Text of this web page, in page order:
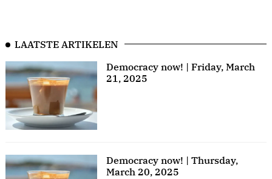
LAATSTE ARTIKELEN
Democracy now! | Friday, March
21, 2025
Democracy now! | Thursday,
March 20, 2025